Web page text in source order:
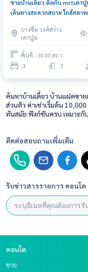
ขายบ้านเดี่ยว ติดกับ mrtเตา
เดินทางสะดวกสบาย ใกล้ตลาด
บางซื่อ วงศ์สว่าง
เตาปูน
พื้นที่ : 30.00 ตร.ว.
3 3
ค้นหาบ้านเดี่ยว บ้านแฝดขาย
ส่วนตัว ค่าเช่าเริ่มต้น
ทันสมัย ฟังก์ชันครบ เหมาะ
ติดต่อสอบถามเพิ่มเติม
รับข่าวสารรายการ คอนโด
คอนโด
ขาย